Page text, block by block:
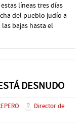
líneas tres días
del pueblo judío a
bajas hasta el
DESNUDO
Director de